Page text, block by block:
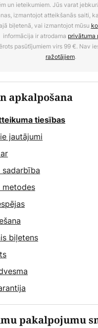
un ieteikumiem. Jūs varat
izmantojot atteikšanās saiti,
biļetenā, vai izmantojot mūsu
informācija ir atrodama privātuma
pasūtījumiem virs 99 €. Nav
ražotājiem.
apkalpošana
tiesības
jautājumi
metodes
biļetens
pakalpojumu